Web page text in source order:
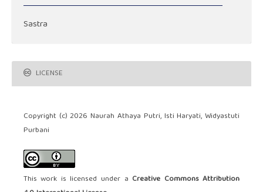
Sastra
LICENSE
Copyright (c) 2026 Naurah Athaya Putri, Isti Haryati, Widyastuti
Purbani
This work is licensed under a Creative Commons Attribution